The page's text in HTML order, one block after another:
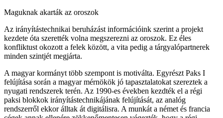
Maguknak akarták az oroszok
Az irányítástechnikai beruházást információink szerint a projekt
kezdete óta szerették volna megszerezni az oroszok. Ez éles
konfliktust okozott a felek között, a vita pedig a tárgyalópartnerek
minden szintjét megjárta.
A magyar kormányt több szempont is motiválta. Egyrészt Paks I
felújítása során a magyar mérnökök jó tapasztalatokat szereztek a
nyugati rendszerek terén. Az 1990-es években kezdték el a régi
paksi blokkok irányítástechnikájának felújítását, az analóg
rendszerről ekkor álltak át digitálisra. A munkát a német és francia